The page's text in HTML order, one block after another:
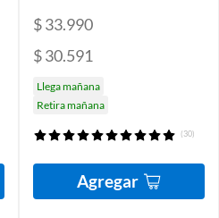
$ 33.990
$ 30.591
Llega mañana
Retira mañana
(30)
Agregar